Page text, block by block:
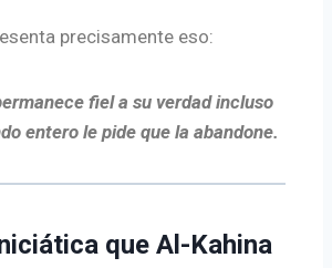
precisamente eso:
fiel a su verdad incluso
entero le pide que la abandone.
que Al-Kahina